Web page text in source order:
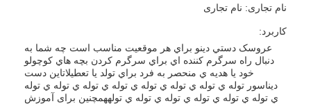
نام تجاری: نام تجاری
کاربرد:
عروسک دستي دينو براي هر موقعيت مناسب است چه شما به
دنبال راه سرگرم کننده اي براي سرگرم کردن بچه هاي کوچولو
خود يا هديه ي منحصر به فرد براي تولد يا تعطيلاتاين دست
ديناسور توله ي توله ي توله ي توله ي توله ي توله ي توله ي توله
ي توله ي توله ي توله ي توله ي توله ي تولههمچنین برای آموزش